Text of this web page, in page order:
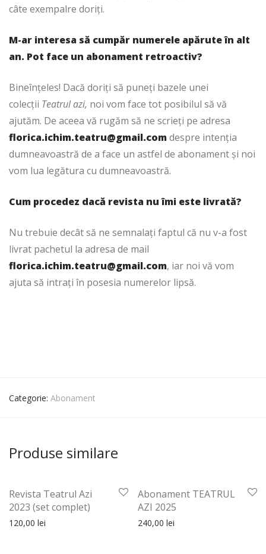
câte exempalre doriți.
M-ar interesa să cumpăr numerele apărute în alt
an. Pot face un abonament retroactiv?
Bineînțeles! Dacă doriți să puneți bazele unei
colecții Teatrul azi, noi vom face tot posibilul să vă
ajutăm. De aceea vă rugăm să ne scrieți pe adresa
florica.ichim.teatru@gmail.comdespre intenția
dumneavoastră de a face un astfel de abonament și noi
vom lua legătura cu dumneavoastră.
Cum procedez dacă revista nu îmi este livrată?
Nu trebuie decât să ne semnalați faptul că nu v-a fost
livrat pachetul la adresa de mail
florica.ichim.teatru@gmail.com, iar noi vă vom
ajuta să intrați în posesia numerelor lipsă.
Categorie: Abonament
Produse similare
Revista Teatrul Azi
2023 (set complet)
120,00 lei
Abonament TEATRUL
AZI 2025
240,00 lei